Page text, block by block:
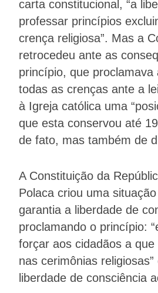
carta constitucional, “a
professar princípios
crença religiosa”. Mas a
retrocedeu ante as
princípio, que proclamava
todas as crenças ante a
à Igreja católica uma
que esta conservou até
de fato, mas também de
A Constituição da
Polaca criou uma
garantia a liberdade de
proclamando o princípio:
forçar aos cidadãos a
nas cerimônias
liberdade de consciência